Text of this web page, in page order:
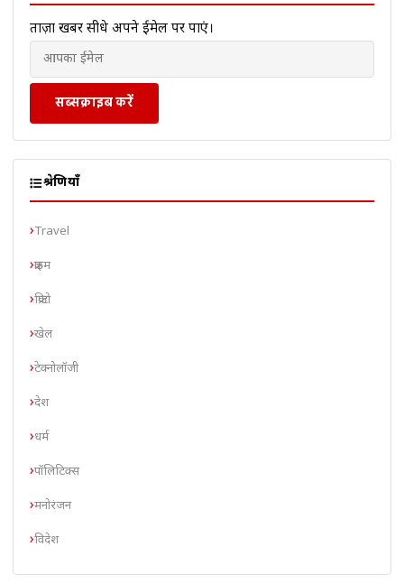
ताज़ा खबरें सीधे अपने ईमेल पर पाएं।
सब्सक्राइब करें
श्रेणियाँ
Travel
क्राइम
क्रिप्टो
खेल
टेक्नोलॉजी
देश
धर्म
पॉलिटिक्स
मनोरंजन
विदेश